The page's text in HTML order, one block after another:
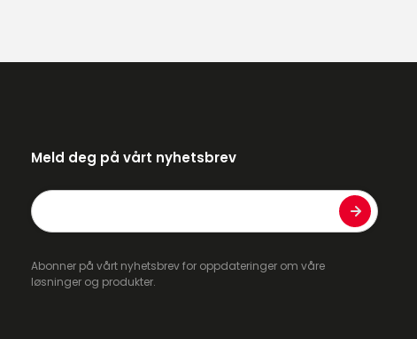
Meld deg på vårt nyhetsbrev
E-
post
Abonner på vårt nyhetsbrev for oppdateringer om våre
løsninger og produkter.